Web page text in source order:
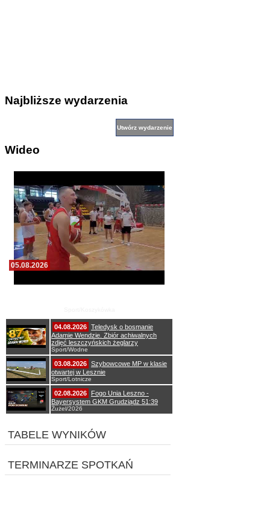
Najbliższe wydarzenia
Wideo
05.08.2026
04.08.2026 Teledysk o bosmanie
Adamie Wendzie. Zbiór achiwalnych
zdjęć leszczyńskich żeglarzy
Sport/Wodne
03.08.2026 Szybowcowe MP w klasie
otwartej w Lesznie
Sport/Lotnicze
02.08.2026
Fogo Unia Leszno -
Bayersystem GKM Grudziądz 51:39
Żużel/2026
TABELE WYNIKÓW
TERMINARZE SPOTKAŃ